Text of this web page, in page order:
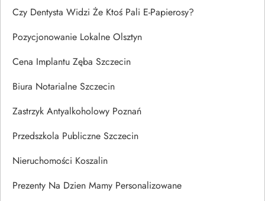
Czy Dentysta Widzi Że Ktoś Pali E-Papierosy?
Pozycjonowanie Lokalne Olsztyn
Cena Implantu Zęba Szczecin
Biura Notarialne Szczecin
Zastrzyk Antyalkoholowy Poznań
Przedszkola Publiczne Szczecin
Nieruchomości Koszalin
Prezenty Na Dzien Mamy Personalizowane